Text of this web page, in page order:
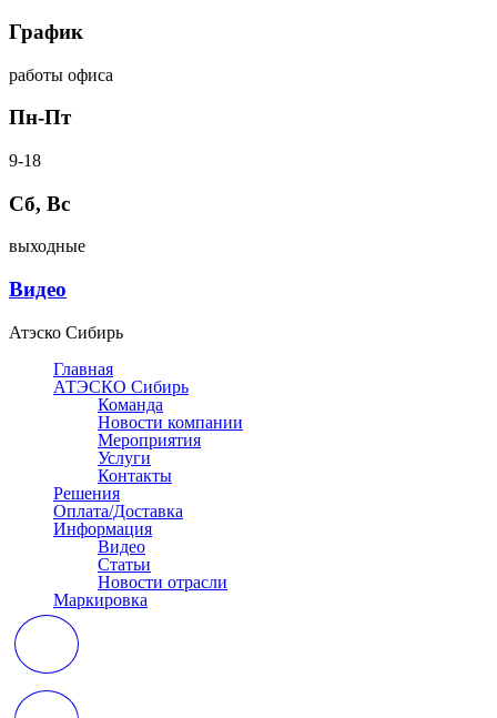
График
работы офиса
Пн-Пт
9-18
Сб, Вс
выходные
Видео
Атэско Сибирь
Главная
АТЭСКО Сибирь
Команда
Новости компании
Мероприятия
Услуги
Контакты
Решения
Оплата/Доставка
Информация
Видео
Статьи
Новости отрасли
Маркировка